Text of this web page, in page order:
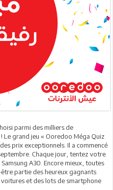
parmi des milliers de
Le grand jeu « Ooredoo Méga Quiz
prix exceptionnels. Il a commencé
Chaque jour, tentez votre
A30. Encore mieux, toutes
partie des heureux gagnants
voitures et des lots de smartphone